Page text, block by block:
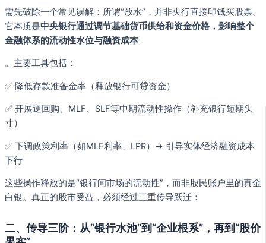
需先破除一个常见误解：所谓“放水”，并非央行直接印钱买股票。
它本质是中央银行通过调节基础货币供给和资金价格，影响整个
金融体系的流动性水位与融资成本
。主要工具包括：
✅ 降低存款准备金率（释放银行可贷资金）
✅ 开展逆回购、MLF、SLF等中期流动性操作（补充银行短期头
寸）
✅ 下调政策利率（如MLF利率、LPR）→ 引导实体经济融资成本
下行
这些操作释放的是“银行间市场的流动性”，而非股民账户里的真金
白银。真正的股市受益，必须经过三重传导跃迁：
二、传导三阶：从“银行水池”到“企业根系”，再到“股价